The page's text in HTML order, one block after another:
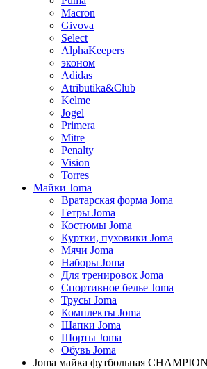
Macron
Givova
Select
AlphaKeepers
эконом
Adidas
Atributika&Club
Kelme
Jogel
Primera
Mitre
Penalty
Vision
Torres
Майки Joma
Вратарская форма Joma
Гетры Joma
Костюмы Joma
Куртки, пуховики Joma
Мячи Joma
Наборы Joma
Для тренировок Joma
Спортивное белье Joma
Трусы Joma
Комплекты Joma
Шапки Joma
Шорты Joma
Обувь Joma
Joma майка футбольная